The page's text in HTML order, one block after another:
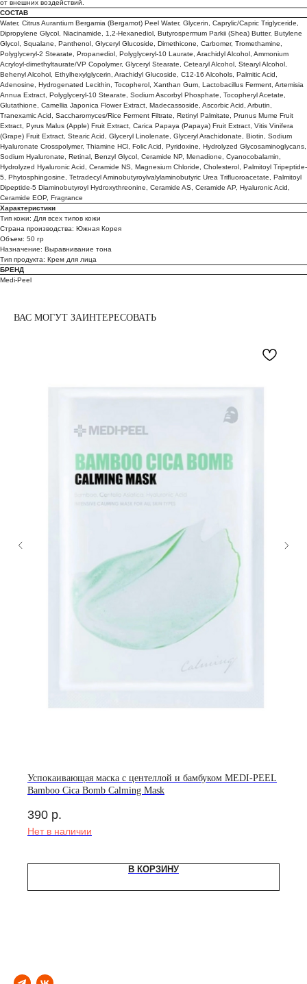
от внешних воздействий.
СОСТАВ
Water, Citrus Aurantium Bergamia (Bergamot) Peel Water, Glycerin, Caprylic/Capric Triglyceride,
Dipropylene Glycol, Niacinamide, 1,2-Hexanediol, Butyrospermum Parkii (Shea) Butter, Butylene
Glycol, Squalane, Panthenol, Glyceryl Glucoside, Dimethicone, Carbomer, Tromethamine,
Polyglyceryl-2 Stearate, Propanediol, Polyglyceryl-10 Laurate, Arachidyl Alcohol, Ammonium
Acryloyl-dimethyltaurate/VP Copolymer, Glyceryl Stearate, Cetearyl Alcohol, Stearyl Alcohol,
Behenyl Alcohol, Ethylhexylglycerin, Arachidyl Glucoside, C12-16 Alcohols, Palmitic Acid,
Adenosine, Hydrogenated Lecithin, Tocopherol, Xanthan Gum, Lactobacillus Ferment, Artemisia
Annua Extract, Polyglyceryl-10 Stearate, Sodium Ascorbyl Phosphate, Tocopheryl Acetate,
Glutathione, Camellia Japonica Flower Extract, Madecassoside, Ascorbic Acid, Arbutin,
Tranexamic Acid, Saccharomyces/Rice Ferment Filtrate, Retinyl Palmitate, Prunus Mume Fruit
Extract, Pyrus Malus (Apple) Fruit Extract, Carica Papaya (Papaya) Fruit Extract, Vitis Vinifera
(Grape) Fruit Extract, Stearic Acid, Glyceryl Linolenate, Glyceryl Arachidonate, Biotin, Sodium
Hyaluronate Crosspolymer, Thiamine HCl, Folic Acid, Pyridoxine, Hydrolyzed Glycosaminoglycans,
Sodium Hyaluronate, Retinal, Benzyl Glycol, Ceramide NP, Menadione, Cyanocobalamin,
Hydrolyzed Hyaluronic Acid, Ceramide NS, Magnesium Chloride, Cholesterol, Palmitoyl Tripeptide-
5, Phytosphingosine, Tetradecyl Aminobutyroylvalylaminobutyric Urea Trifluoroacetate, Palmitoyl
Dipeptide-5 Diaminobutyroyl Hydroxythreonine, Ceramide AS, Ceramide AP, Hyaluronic Acid,
Ceramide EOP, Fragrance
Характеристики
Тип кожи: Для всех типов кожи
Страна производства: Южная Корея
Объем: 50 гр
Назначение: Выравнивание тона
Тип продукта: Крем для лица
БРЕНД
Medi-Peel
ВАС МОГУТ ЗАИНТЕРЕСОВАТЬ
Успокаивающая маска с центеллой и бамбуком MEDI-PEEL
Bamboo Cica Bomb Calming Mask
390 р.
Нет в наличии
В КОРЗИНУ